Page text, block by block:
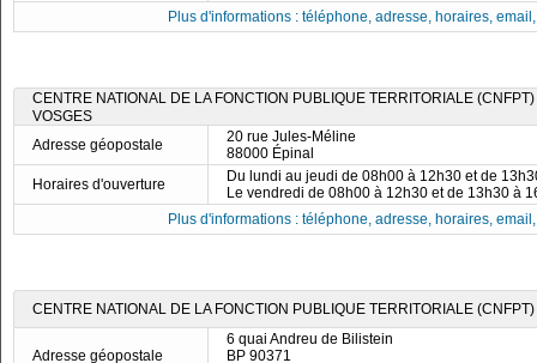
Plus d'informations : téléphone, adresse, horaires,
CENTRE NATIONAL DE LA FONCTION PUBLIQUE TERRITORIALE
VOSGES
Adresse géopostale
20 rue Jules-Méline
88000 Épinal
Horaires d'ouverture
Du lundi au jeudi de 08h00 à 12h30 et de
Le vendredi de 08h00 à 12h30 et de 13h30 à
Plus d'informations : téléphone, adresse, horaires,
CENTRE NATIONAL DE LA FONCTION PUBLIQUE TERRITORIALE
Adresse géopostale
6 quai Andreu de Bilistein
BP 90371